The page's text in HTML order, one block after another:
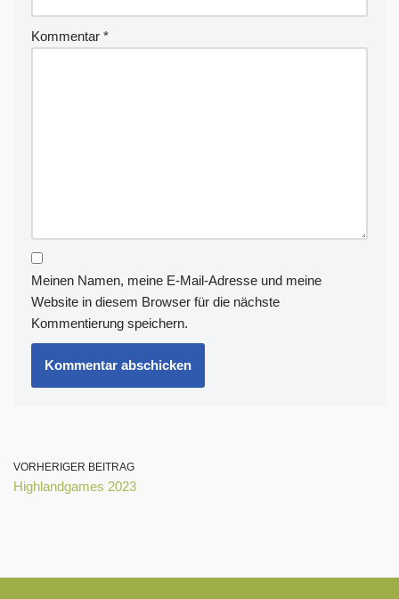
Kommentar *
Meinen Namen, meine E-Mail-Adresse und meine
Website in diesem Browser für die nächste
Kommentierung speichern.
VORHERIGER BEITRAG
Highlandgames 2023